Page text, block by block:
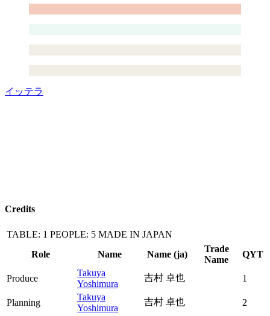
イッテラ
Credits
TABLE: 1 PEOPLE: 5 MADE IN JAPAN
Role
Name Name (ja)
Trade
Name
QYT
Produce
Takuya
Yoshimura
吉村 卓也 1
Planning
Takuya
Yoshimura
吉村 卓也 2